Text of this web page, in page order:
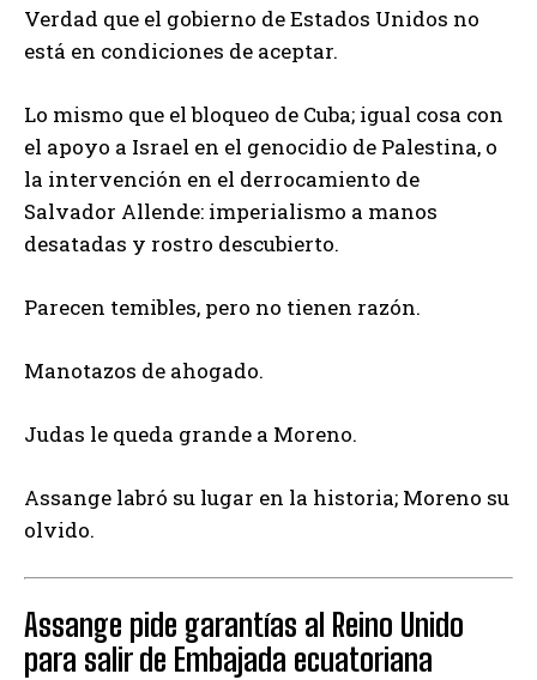
Verdad que el gobierno de Estados Unidos no
está en condiciones de aceptar.
Lo mismo que el bloqueo de Cuba; igual cosa con
el apoyo a Israel en el genocidio de Palestina, o
la intervención en el derrocamiento de
Salvador Allende: imperialismo a manos
desatadas y rostro descubierto.
Parecen temibles, pero no tienen razón.
Manotazos de ahogado.
Judas le queda grande a Moreno.
Assange labró su lugar en la historia; Moreno su
olvido.
Assange pide garantías al Reino Unido
para salir de Embajada ecuatoriana